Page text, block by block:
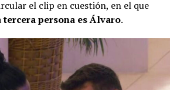
el clip en cuestión, en el que
tercera persona es Álvaro.